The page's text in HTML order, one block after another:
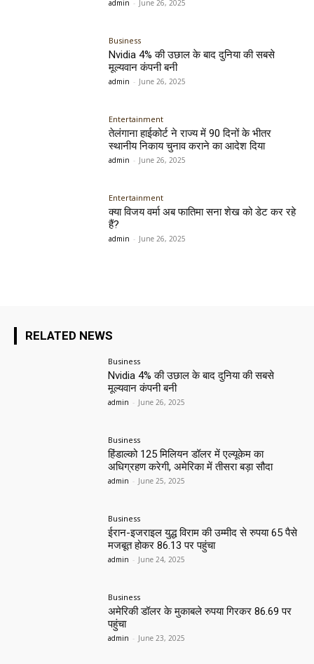
admin - June 26, 2025
Business
Nvidia 4% की उछाल के बाद दुनिया की सबसे
मूल्यवान कंपनी बनी
admin - June 26, 2025
Entertainment
तेलंगाना हाईकोर्ट ने राज्य में 90 दिनों के भीतर
स्थानीय निकाय चुनाव कराने का आदेश दिया
admin - June 26, 2025
Entertainment
क्या विजय वर्मा अब फातिमा सना शेख को डेट कर रहे
हैं?
admin - June 26, 2025
RELATED NEWS
Business
Nvidia 4% की उछाल के बाद दुनिया की सबसे
मूल्यवान कंपनी बनी
admin - June 26, 2025
Business
हिंडाल्को 125 मिलियन डॉलर में एल्यूकेम का
अधिग्रहण करेगी, अमेरिका में तीसरा बड़ा सौदा
admin - June 25, 2025
Business
ईरान-इजराइल युद्ध विराम की उम्मीद से रुपया 65 पैसे
मजबूत होकर 86.13 पर पहुंचा
admin - June 24, 2025
Business
अमेरिकी डॉलर के मुकाबले रुपया गिरकर 86.69 पर
पहुंचा
admin - June 23, 2025